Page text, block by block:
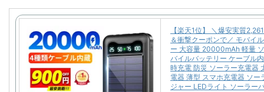
【楽天1位】 ＼爆安実質
＆衝撃クーポンで／ モバイ
ー 大容量 20000mAh 軽量
バイルバッテリー ケーブル
時充電 防災 ソーラー充電器
電器 薄型 スマホ充電器 ソー
ジャー LEDライト ソーラー